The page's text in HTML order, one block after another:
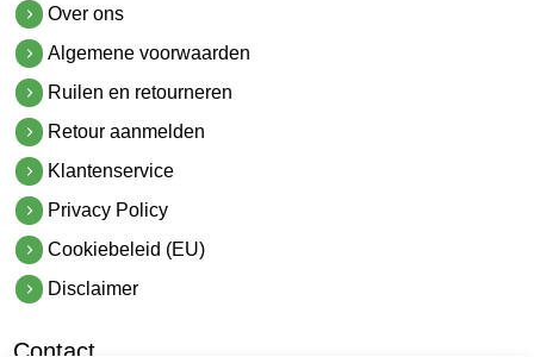
Over ons
Algemene voorwaarden
Ruilen en retourneren
Retour aanmelden
Klantenservice
Privacy Policy
Cookiebeleid (EU)
Disclaimer
Contact